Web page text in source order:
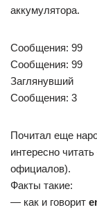
аккумулятора.
Сообщения: 99
Сообщения: 99
Заглянувший
Сообщения: 3
Почитал еще
интересно
официалов).
Факты такие:
— как и говорит